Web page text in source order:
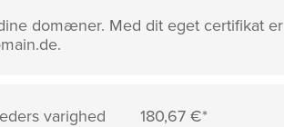
domæner. Med dit eget certifikat er
varighed
180,67 €*